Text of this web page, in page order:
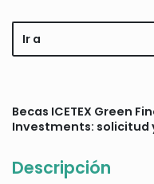
Ir a
Becas ICETEX Green
Investments: solicitud
Descripción